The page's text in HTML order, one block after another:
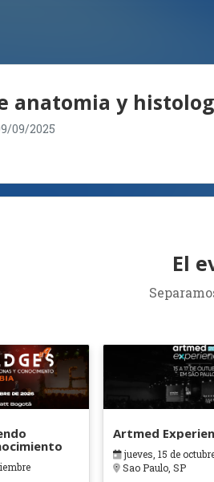
anatomia y
09/2025
El
Artmed
jueves, 15 de
Sao Paulo, SP